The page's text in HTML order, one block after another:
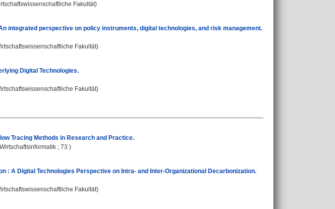
Fakultät)
integrated perspective on policy instruments, digital technologies, and risk management.
Fakultät)
Digital Technologies.
Fakultät)
Tracing Methods in Research and Practice.
; 73 )
: A Digital Technologies Perspective on Intra- and Inter-Organizational Decarbonization.
Fakultät)